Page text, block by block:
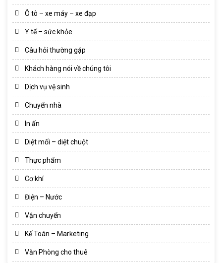
Ô tô – xe máy – xe đạp
Y tế – sức khỏe
Câu hỏi thường gặp
Khách hàng nói về chúng tôi
Dịch vụ vệ sinh
Chuyển nhà
In ấn
Diệt mối – diệt chuột
Thực phẩm
Cơ khí
Điện – Nước
Vận chuyển
Kế Toán – Marketing
Văn Phòng cho thuê